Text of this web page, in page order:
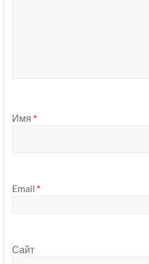
Имя *
Email *
Сайт